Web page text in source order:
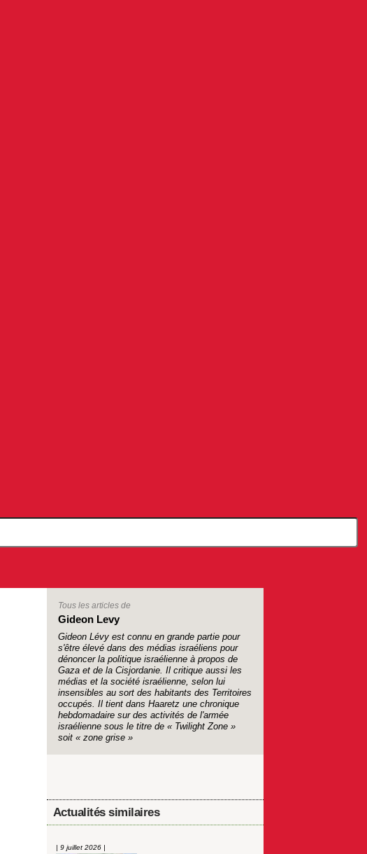
Tous les articles de
Gideon Levy
Gideon Lévy est connu en grande partie pour
s'être élevé dans des médias israéliens pour
dénoncer la politique israélienne à propos de
Gaza et de la Cisjordanie. Il critique aussi les
médias et la société israélienne, selon lui
insensibles au sort des habitants des Territoires
occupés. Il tient dans Haaretz une chronique
hebdomadaire sur des activités de l'armée
israélienne sous le titre de « Twilight Zone »
soit « zone grise »
Actualités similaires
| 9 juillet 2026 |